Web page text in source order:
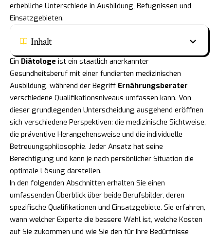
erhebliche Unterschiede in Ausbildung, Befugnissen und
Einsatzgebieten.
Inhalt
Ein Diätologe ist ein staatlich anerkannter
Gesundheitsberuf mit einer fundierten medizinischen
Ausbildung, während der Begriff Ernährungsberater
verschiedene Qualifikationsniveaus umfassen kann. Von
dieser grundlegenden Unterscheidung ausgehend eröffnen
sich verschiedene Perspektiven: die medizinische Sichtweise,
die präventive Herangehensweise und die individuelle
Betreuungsphilosophie. Jeder Ansatz hat seine
Berechtigung und kann je nach persönlicher Situation die
optimale Lösung darstellen.
In den folgenden Abschnitten erhalten Sie einen
umfassenden Überblick über beide Berufsbilder, deren
spezifische Qualifikationen und Einsatzgebiete. Sie erfahren,
wann welcher Experte die bessere Wahl ist, welche Kosten
auf Sie zukommen und wie Sie den für Ihre Bedürfnisse